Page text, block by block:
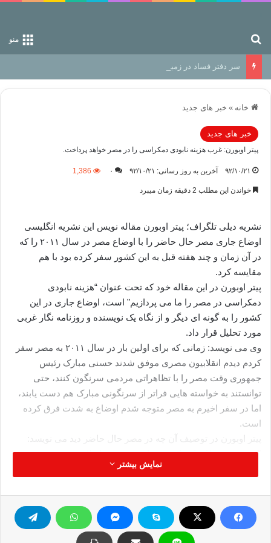
منو
سر دفتر فساد در زمین‌، دوری وکناره‌گیری از راه خداست‌!
خانه » خبر های جدید
خبر های جدید
پیتر اوبورن: غرب هزینه نابودی دمکراسی را در مصر خواهد پرداخت.
۹۲/۱۰/۲۱ آخرین به روز رسانی: ۹۲/۱۰/۲۱ ۰ 1,386
خواندن این مطلب 2 دقیقه زمان میبرد
نشریه دیلی تلگراف؛ پیتر اوبورن مقاله نویس این نشریه انگلیسی
اوضاع جاری مصر حال حاضر را با اوضاع مصر در سال ۲۰۱۱ را که
در آن زمان و چند هفته قبل به این کشور سفر کرده بود با هم
مقایسه کرد.
پیتر اوبورن در این مقاله خود که تحت عنوان “هزینه نابودی
دمکراسی در مصر را ما می پردازیم” است، اوضاع جاری در این
کشور را به گونه ای دیگر و از نگاه یک نویسنده و روزنامه نگار غربی
مورد تحلیل قرار داد.
وی می نویسد: زمانی که برای اولین بار در سال ۲۰۱۱ به مصر سفر
کردم دیدم انقلابیون مصری موفق شدند حسنی مبارک رئیس
جمهوری وقت مصر را با تظاهراتی مردمی سرنگون کنند، حتی
توانستند به خواسته هایی فراتر از سرنگونی مبارک هم دست یابند،
اما در سفر اخیرم به مصر متوجه شدم اوضاع به شدت فرق کرده
است.
پیتر اوبورن در توصیف آن چه در مصر حال حاضر دید می نویسد:
اکنون دیدم تظاهراتی که خود باعث پیروزی انقلاب مردم مصر شده
بود و دولت جدید را روی کار آورده بود، براساس قوانین دولت موقت
محکوم و منفور بود همچون آدم ربایی و شکنجه به امور و مسائل
امنیتی رایج تبدیل شده است.
این نویسنده انگلیسی می افزاید: بله پلیس مصر به جایگاه دوران
نمایش بیشتر